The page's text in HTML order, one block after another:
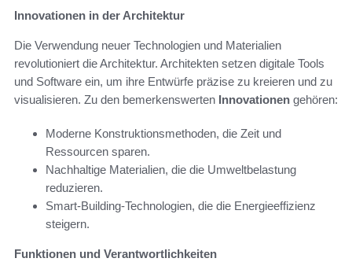
Innovationen in der Architektur
Die Verwendung neuer Technologien und Materialien
revolutioniert die Architektur. Architekten setzen digitale Tools
und Software ein, um ihre Entwürfe präzise zu kreieren und zu
visualisieren. Zu den bemerkenswerten Innovationen gehören:
Moderne Konstruktionsmethoden, die Zeit und
Ressourcen sparen.
Nachhaltige Materialien, die die Umweltbelastung
reduzieren.
Smart-Building-Technologien, die die Energieeffizienz
steigern.
Funktionen und Verantwortlichkeiten